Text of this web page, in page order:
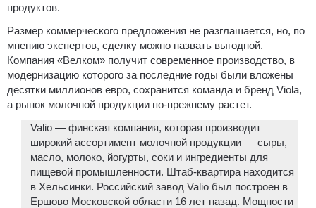
продуктов.
Размер коммерческого предложения не разглашается, но, по
мнению экспертов, сделку можно назвать выгодной.
Компания «Велком» получит современное производство, в
модернизацию которого за последние годы были вложены
десятки миллионов евро, сохранится команда и бренд Viola,
а рынок молочной продукции по-прежнему растет.
Valio — финская компания, которая производит
широкий ассортимент молочной продукции — сыры,
масло, молоко, йогурты, соки и ингредиенты для
пищевой промышленности. Штаб-квартира находится
в Хельсинки. Российский завод Valio был построен в
Ершово Московской области 16 лет назад. Мощности